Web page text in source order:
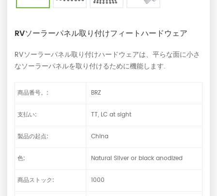
RVソーラーパネル取り付けフィートハードウェア
RVソーラーパネル取り付けハードウェアは、平らな面に小さ
なソーラーパネルを取り付けるために機能します.
商品番号。: BRZ
支払い: TT, LC at sight
製品の起点: China
色: Natural Silver or black anodized
商品ストック: 1000